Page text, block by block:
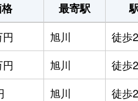
最寄駅
旭川 徒歩
旭川 徒歩
旭川 徒歩